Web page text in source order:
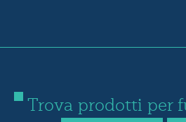
Trova prodotti per